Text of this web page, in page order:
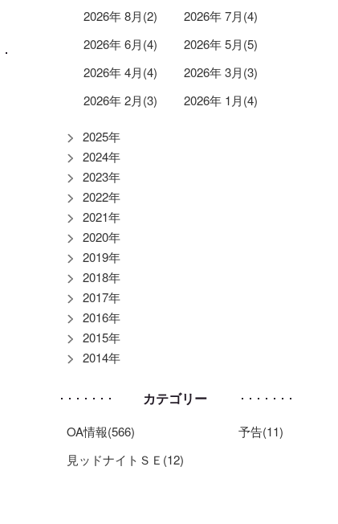
2026年 8月(2)
2026年 7月(4)
2026年 6月(4)
2026年 5月(5)
2026年 4月(4)
2026年 3月(3)
2026年 2月(3)
2026年 1月(4)
2025年
2024年
2023年
2022年
2021年
2020年
2019年
2018年
2017年
2016年
2015年
2014年
カテゴリー
OA情報(566)
予告(11)
見ッドナイトＳＥ(12)